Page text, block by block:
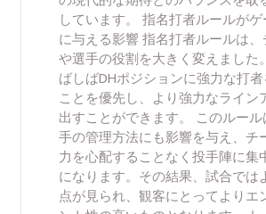
しています。 指名打者ルールがゲ
に与える影響 指名打者ルールは
や選手の役割を大きく変えました
ばしばDHポジションに強力な打
ことを優先し、より強力なライン
出すことができます。 このルー
手の管理方法にも影響を与え、チ
力を心配することなく投手陣に集
になります。その結果、試合では
点が見られ、観客にとってよりエ